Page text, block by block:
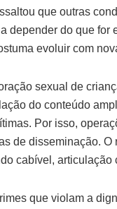
que outras
depender do que for
evoluir com
sexual de
do conteúdo
Por isso,
de disseminação.
cabível, articulação
que violam a